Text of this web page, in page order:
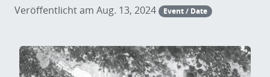
Veröffentlicht am Aug. 13, 2024 Event / Date